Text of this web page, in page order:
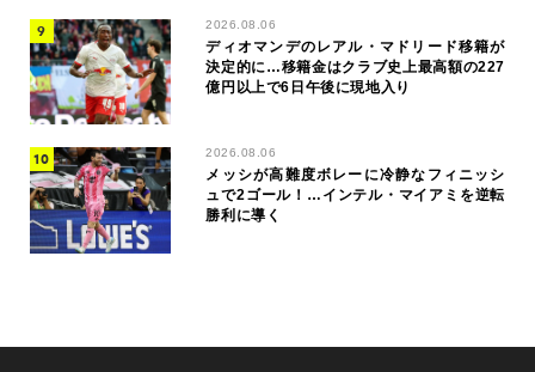
2026.08.06
ディオマンデのレアル・マドリード移籍が
決定的に…移籍金はクラブ史上最高額の227
億円以上で6日午後に現地入り
2026.08.06
メッシが高難度ボレーに冷静なフィニッシ
ュで2ゴール！…インテル・マイアミを逆転
勝利に導く